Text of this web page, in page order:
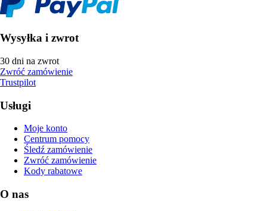
Wysyłka i zwrot
30 dni na zwrot
Zwróć zamówienie
Trustpilot
Usługi
Moje konto
Centrum pomocy
Śledź zamówienie
Zwróć zamówienie
Kody rabatowe
O nas